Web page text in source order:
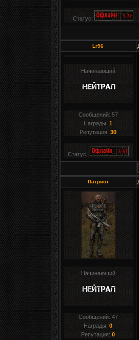
Статус:
Lr96
Начинающий
Сообщений: 57
Награды:1
Репутация:30
Статус:
Патриот
Начинающий
Сообщений: 47
Награды:0
Репутация:0